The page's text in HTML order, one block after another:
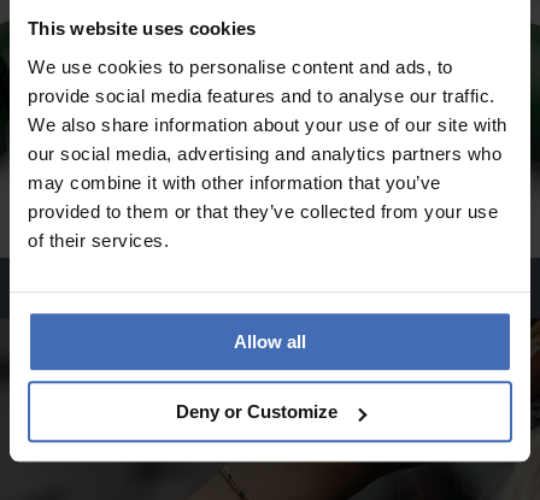
This website uses cookies
We use cookies to personalise content and ads, to
provide social media features and to analyse our traffic.
We also share information about your use of our site with
our social media, advertising and analytics partners who
may combine it with other information that you’ve
provided to them or that they’ve collected from your use
of their services.
Allow all
Deny or Customize
Charms %